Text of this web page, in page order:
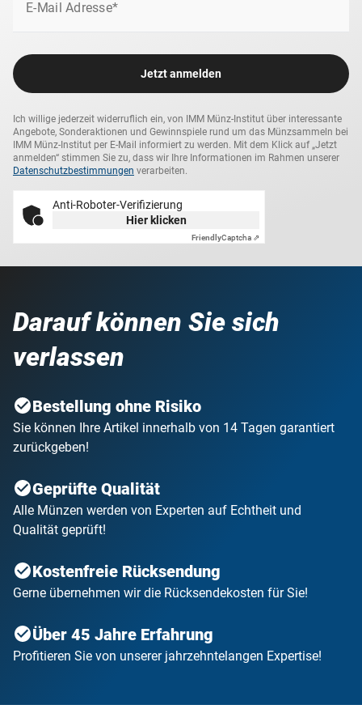
Widerstände, eine Einigung mit Ungarn herbeizuführen,
In diesem Set werden Kaiser Franz Joseph I. und "seine
Sisi" auf außergewöhnliche Weise miteinander vereint. Die
Briefmarke zeigt das weltberühmte Portrait der Kaiserin,
welches 1865 von Franz Xaver Winterhalter geschaffen
wurde. Sie wurde 2010 anlässlich der EXPO in Shanghai
verausgabt.
Kombiniert wird diese imposante Briefmarke mit einer
Original-Münze aus edlem Silber von ihrem Gemahl Kaiser
Franz Joseph I., welche in den Jahren 1912-1916 geprägt
E-Mail Adresse*
Jetzt anmelden
Ich willige jederzeit widerruflich ein, von IMM Münz-Institut über interessante
Angebote, Sonderaktionen und Gewinnspiele rund um das Münzsammeln bei
IMM Münz-Institut per E-Mail informiert zu werden. Mit dem Klick auf „Jetzt
anmelden“ stimmen Sie zu, dass wir Ihre Informationen im Rahmen unserer
Datenschutzbestimmungen verarbeiten.
Anti-Roboter-Verifizierung
Hier klicken
FriendlyCaptcha ⇗
Darauf können Sie sich
verlassen
Bestellung ohne Risiko
Sie können Ihre Artikel innerhalb von 14 Tagen garantiert
zurückgeben!
Geprüfte Qualität
Alle Münzen werden von Experten auf Echtheit und
Qualität geprüft!
Kostenfreie Rücksendung
Gerne übernehmen wir die Rücksendekosten für Sie!
Über 45 Jahre Erfahrung
Profitieren Sie von unserer jahrzehntelangen Expertise!